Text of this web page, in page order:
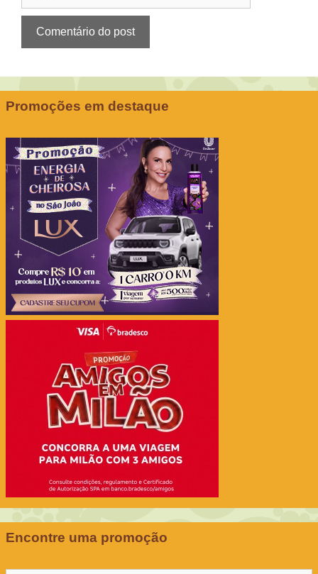
Promoções em destaque
Encontre uma promoção